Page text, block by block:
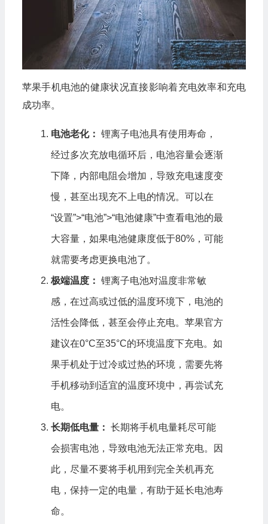
苹果手机电池的健康状况直接影响着充电效率和充电
成功率。
电池老化： 锂离子电池具有使用寿命，
经过多次充放电循环后，电池容量会逐渐
下降，内部电阻会增加，导致充电速度变
慢，甚至出现充不上电的情况。可以在
“设置”>“电池”>“电池健康”中查看电池的最
大容量，如果电池健康度低于80%，可能
就需要考虑更换电池了。
极端温度： 锂离子电池对温度非常敏
感，在过高或过低的温度环境下，电池的
活性会降低，甚至会停止充电。苹果官方
建议在0°C至35°C的环境温度下充电。如
果手机处于过冷或过热的环境，需要先将
手机移动到适宜的温度环境中，再尝试充
电。
长期低电量： 长期将手机电量耗尽可能
会损害电池，导致电池无法正常充电。因
此，尽量不要将手机用到完全关机再充
电，保持一定的电量，有助于延长电池寿
命。